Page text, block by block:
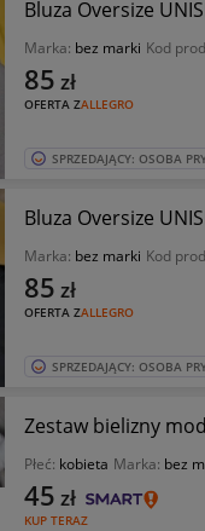
Bluza Oversize
Marka: bez marki Kod
OFERTA ZALLEGRO
85 zł
SPRZEDAJĄCY: OSOBA
Bluza Oversize
Marka: bez marki Kod
OFERTA ZALLEGRO
85 zł
SPRZEDAJĄCY: OSOBA
Zestaw bielizny
Płeć: kobieta Marka: bez
KUP TERAZ
45 zł